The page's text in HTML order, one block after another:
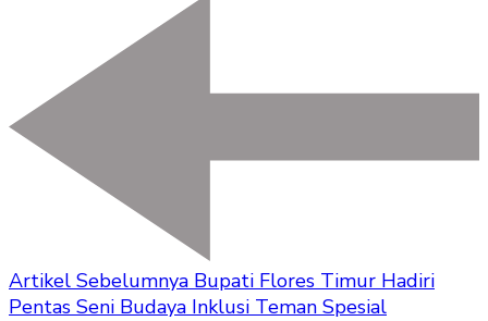
Artikel Sebelumnya Bupati Flores Timur Hadiri
Pentas Seni Budaya Inklusi Teman Spesial